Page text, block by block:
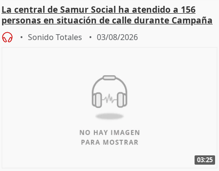
La central de Samur Social ha atendido a 156
personas en situación de calle durante Campaña
de Calor
Sonido Totales 03/08/2026
03:25